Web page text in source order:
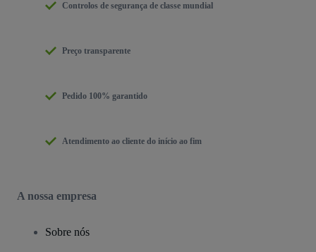
Controlos de segurança de classe mundial
Preço transparente
Pedido 100% garantido
Atendimento ao cliente do início ao fim
A nossa empresa
Sobre nós